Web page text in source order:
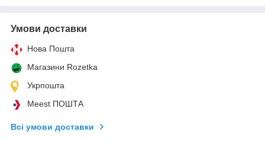
Умови доставки
Нова Пошта
Магазини Rozetka
Укрпошта
Meest ПОШТА
Всі умови доставки